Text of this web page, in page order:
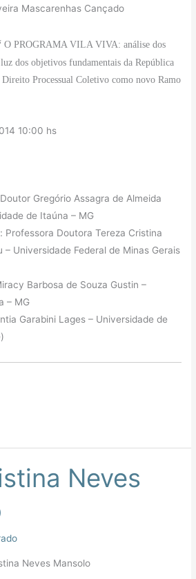
Mascarenhas Cançado
O PROGRAMA VILA VIVA: análise dos
dos objetivos fundamentais da República
Processual Coletivo como novo Ramo
10:00 hs
Gregório Assagra de Almeida
de Itaúna – MG
Professora Doutora Tereza Cristina
– Universidade Federal de Minas Gerais
Barbosa de Souza Gustin –
– MG
Garabini Lages – Universidade de
Neves
Neves Mansolo